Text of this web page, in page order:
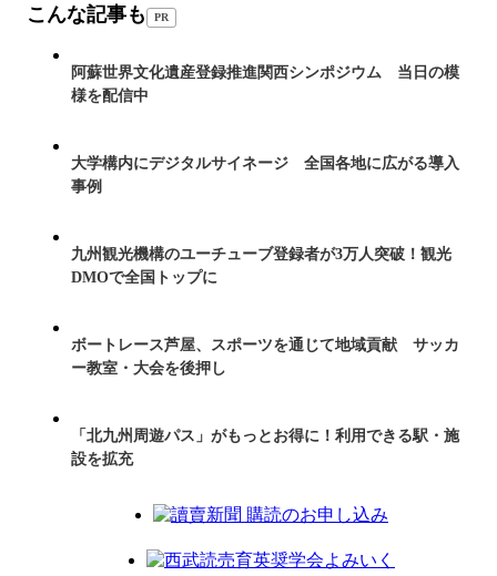
こんな記事も PR
阿蘇世界文化遺産登録推進関西シンポジウム 当日の模
様を配信中
大学構内にデジタルサイネージ 全国各地に広がる導入
事例
九州観光機構のユーチューブ登録者が3万人突破！観光
DMOで全国トップに
ボートレース芦屋、スポーツを通じて地域貢献 サッカ
ー教室・大会を後押し
「北九州周遊パス」がもっとお得に！利用できる駅・施
設を拡充